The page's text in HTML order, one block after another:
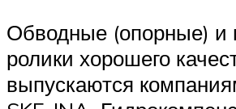
Обводные (опорные) и
ролики хорошего
выпускаются